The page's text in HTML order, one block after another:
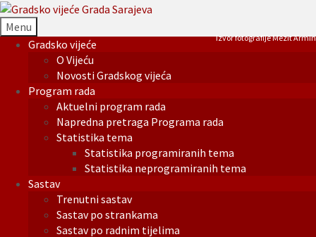
Menu
Gradsko vijeće
O Vijeću
Novosti Gradskog vijeća
Program rada
Aktuelni program rada
Napredna pretraga Programa rada
Statistika tema
Statistika programiranih tema
Statistika neprogramiranih tema
Sastav
Trenutni sastav
Sastav po strankama
Sastav po radnim tijelima
Izvor fotografije Mezit Armin